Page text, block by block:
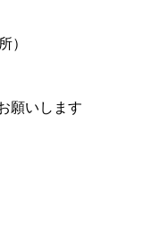
）
願いします